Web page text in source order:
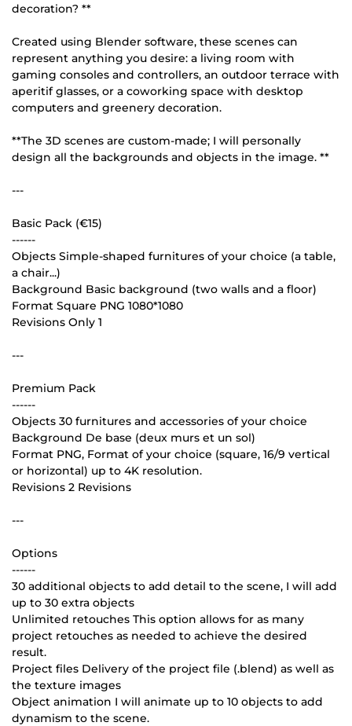
decoration? **
Created using Blender software, these scenes can
represent anything you desire: a living room with
gaming consoles and controllers, an outdoor terrace with
aperitif glasses, or a coworking space with desktop
computers and greenery decoration.
**The 3D scenes are custom-made; I will personally
design all the backgrounds and objects in the image. **
---
Basic Pack (€15)
------
Objects Simple-shaped furnitures of your choice (a table,
a chair...)
Background Basic background (two walls and a floor)
Format Square PNG 1080*1080
Revisions Only 1
---
Premium Pack
------
Objects 30 furnitures and accessories of your choice
Background De base (deux murs et un sol)
Format PNG, Format of your choice (square, 16/9 vertical
or horizontal) up to 4K resolution.
Revisions 2 Revisions
---
Options
------
30 additional objects to add detail to the scene, I will add
up to 30 extra objects
Unlimited retouches This option allows for as many
project retouches as needed to achieve the desired
result.
Project files Delivery of the project file (.blend) as well as
the texture images
Object animation I will animate up to 10 objects to add
dynamism to the scene.